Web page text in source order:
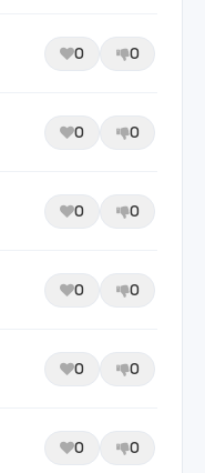
0 0
0 0
0 0
0 0
0 0
0 0